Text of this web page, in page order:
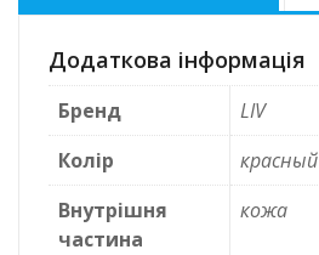
Додаткова інформація
Бренд
LIV
Колір
красный
Внутрішня
частина
кожа